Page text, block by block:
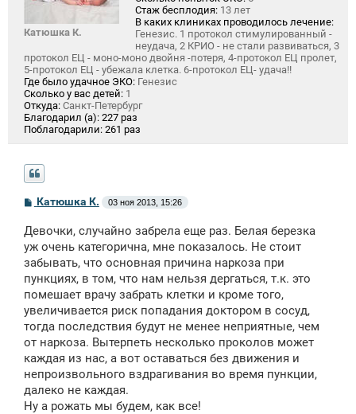
Катюшка К.
Стаж бесплодия: 13 лет
В каких клиниках проводилось лечение:
Генезис. 1 протокол стимулированный -
неудача, 2 КРИО - не стали развиваться, 3
протокол ЕЦ - моно-моно двойня -потеря, 4-протокол ЕЦ пролет,
5-протокол ЕЦ - убежала клетка. 6-протокол ЕЦ- удача!!
Где было удачное ЭКО: Генезис
Сколько у вас детей: 1
Откуда: Санкт-Петербург
Благодарил (а): 227 раз
Поблагодарили: 261 раз
С
о
б
щ
н
и
е
Катюшка К. 03 ноя 2013, 15:26
Девочки, случайно забрела еще раз. Белая березка
уж очень категорична, мне показалось. Не стоит
забывать, что основная причина наркоза при
пункциях, в том, что нам нельзя дергаться, т.к. это
помешает врачу забрать клетки и кроме того,
увеличивается риск попадания доктором в сосуд,
тогда последствия будут не менее неприятные, чем
от наркоза. Вытерпеть несколько проколов может
каждая из нас, а вот оставаться без движения и
непроизвольного вздрагивания во время пункции,
далеко не каждая.
Ну а рожать мы будем, как все!